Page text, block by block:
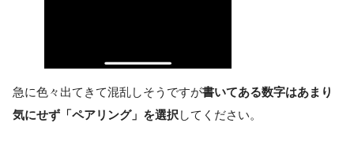
急に色々出てきて混乱しそうですが書いてある数字はあまり
気にせず「ペアリング」を選択 してください。